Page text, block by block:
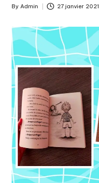
r
t
ir
les
Posted
By Admin 27 janvier 2021